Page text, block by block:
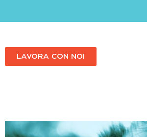
LAVORA CON NOI